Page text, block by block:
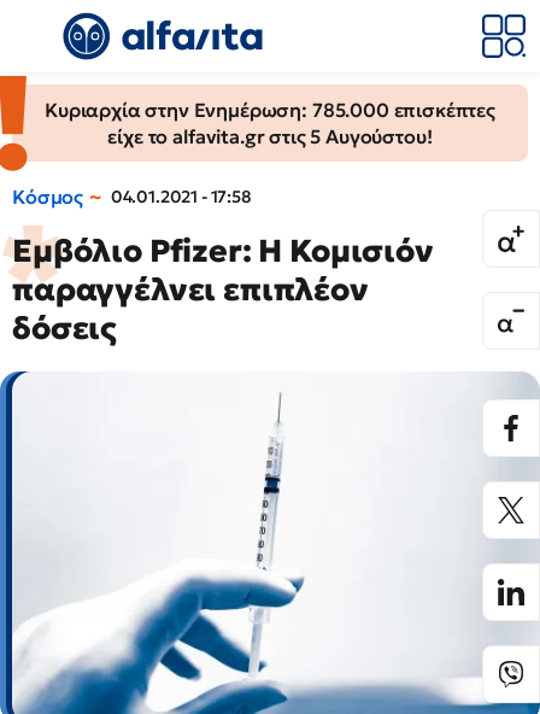
Κυριαρχία στην Ενημέρωση: 785.000 επισκέπτες
είχε το alfavita.gr στις 5 Αυγούστου!
Κόσμος 04.01.2021 - 17:58
Εμβόλιο Pfizer: Η Κομισιόν
παραγγέλνει επιπλέον
δόσεις